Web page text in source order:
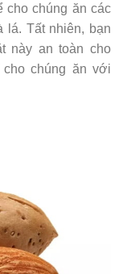
cho chúng ăn các
lá. Tất nhiên, bạn
này an toàn cho
cho chúng ăn với